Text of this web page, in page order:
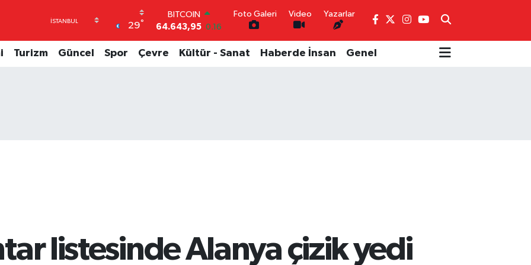
29°
DOLAR
47,6006 0.06
EURO
55,0250 0.02
Foto Galeri Video Yazarlar
Turizm Güncel Spor Çevre Kültür - Sanat Haberde İnsan Genel
listesinde Alanya çizik yedi